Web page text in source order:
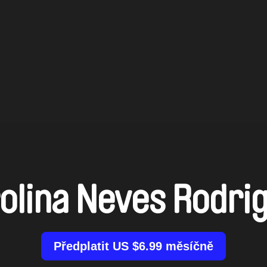
Neves
Předplatit US $6.99 měsíčně